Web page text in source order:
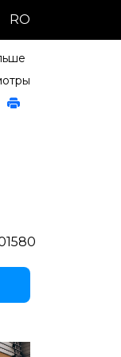
RO
найти то,